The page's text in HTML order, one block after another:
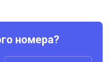
номера?